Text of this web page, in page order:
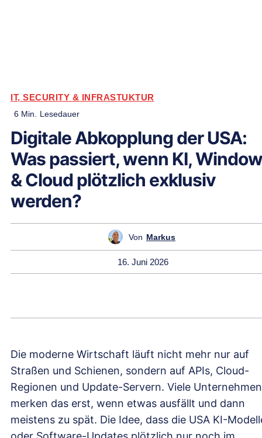
IT, SECURITY & INFRASTUKTUR
6 Min. Lesedauer
Digitale Abkopplung der USA:
Was passiert, wenn KI,
& Cloud plötzlich exklusiv
werden?
Von Markus
16. Juni 2026
Die moderne Wirtschaft läuft nicht mehr nur auf
Straßen und Schienen, sondern auf APIs, Cloud-
Regionen und Update-Servern. Viele Unternehmen
merken das erst, wenn etwas ausfällt und dann
meistens zu spät. Die Idee, dass die USA KI-